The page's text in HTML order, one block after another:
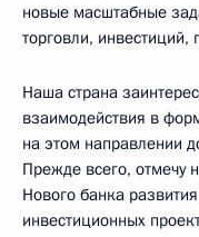
новые масштабные
торговли,
Наша страна
взаимодействия в
на этом направлении
Прежде всего, отмечу
Нового банка
инвестиционных